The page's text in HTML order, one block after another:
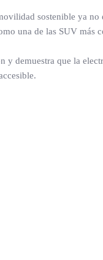
sostenible ya
una de las SUV más
demuestra que la